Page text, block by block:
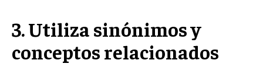
3. Utiliza sinónimos y
conceptos relacionados